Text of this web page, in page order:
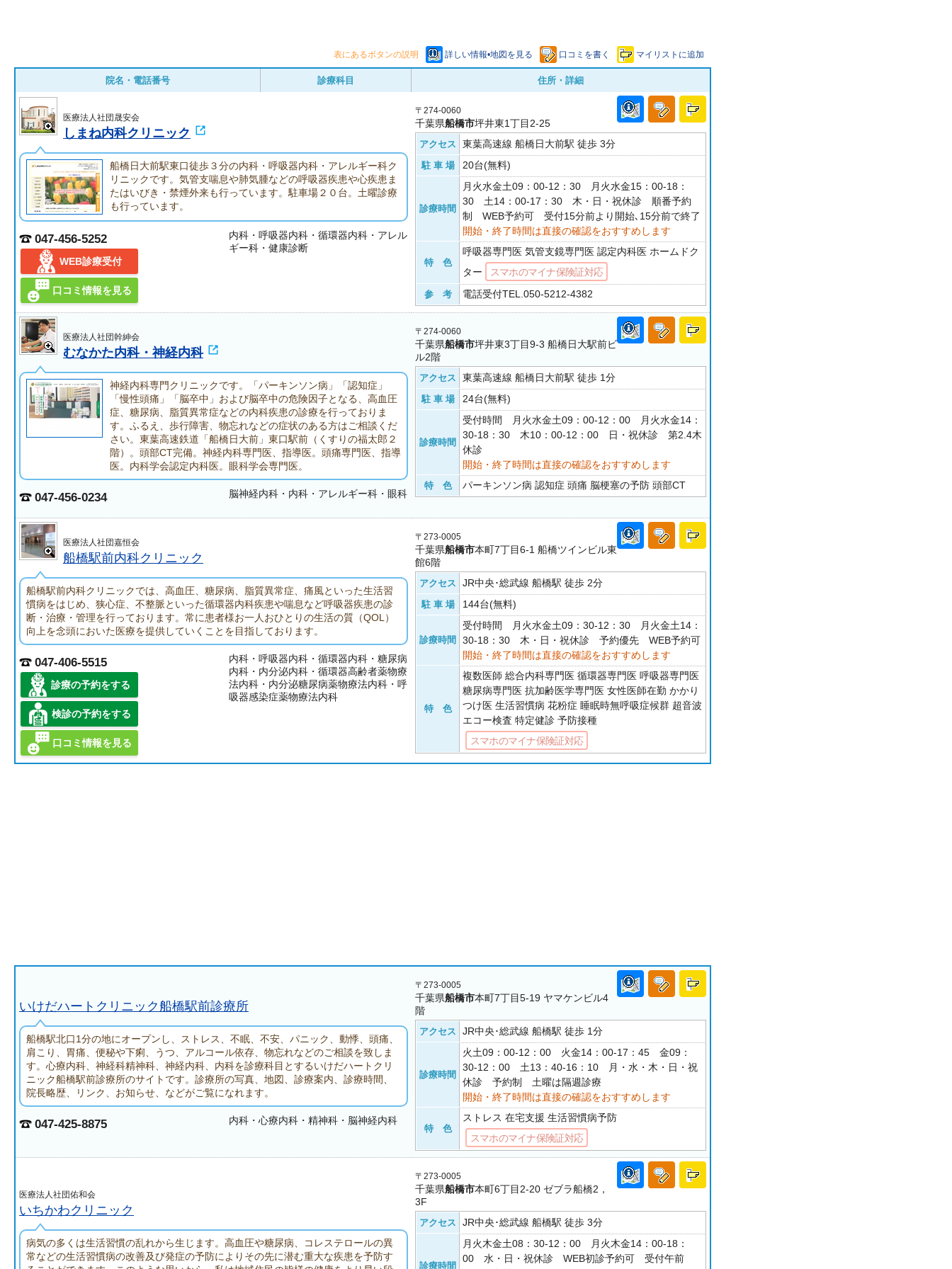
表にあるボタンの説明 詳しい情報•地図を見る 口コミを書く マイリストに追加
院名・電話番号 診療科目 住所・詳細
医療法人社団晟安会
しまね内科クリニック
船橋日大前駅東口徒歩３分の内科・呼吸器内科・アレルギー科ク
リニックです。気管支喘息や肺気腫などの呼吸器疾患や心疾患ま
たはいびき・禁煙外来も行っています。駐車場２０台。土曜診療
も行っています。
047-456-5252
WEB診療受付
口コミ情報を見る
内科・呼吸器内科・循環器内科・アレル
ギー科・健康診断
〒274-0060
千葉県船橋市坪井東1丁目2-25
アクセス 東葉高速線 船橋日大前駅 徒歩 3分
駐 車 場 20台(無料)
診療時間
月火水金土09：00-12：30 月火水金15：00-18：
30 土14：00-17：30 木・日・祝休診 順番予約
制 WEB予約可 受付15分前より開始､15分前で終了
開始・終了時間は直接の確認をおすすめします
特 色
呼吸器専門医 気管支鏡専門医 認定内科医 ホームドク
ター
スマホのマイナ保険証対応
参 考 電話受付TEL.050-5212-4382
医療法人社団幹紳会
むなかた内科・神経内科
神経内科専門クリニックです。「パーキンソン病」「認知症」
「慢性頭痛」「脳卒中」および脳卒中の危険因子となる、高血圧
症、糖尿病、脂質異常症などの内科疾患の診療を行っておりま
す。ふるえ、歩行障害、物忘れなどの症状のある方はご相談くだ
さい。東葉高速鉄道「船橋日大前」東口駅前（くすりの福太郎２
階）。頭部CT完備。神経内科専門医、指導医。頭痛専門医、指導
医。内科学会認定内科医。眼科学会専門医。
047-456-0234 脳神経内科・内科・アレルギー科・眼科
〒274-0060
千葉県船橋市坪井東3丁目9-3 船橋日大駅前ビ
ル2階
アクセス 東葉高速線 船橋日大前駅 徒歩 1分
駐 車 場 24台(無料)
診療時間
受付時間 月火水金土09：00-12：00 月火水金14：
30-18：30 木10：00-12：00 日・祝休診 第2.4木
休診
開始・終了時間は直接の確認をおすすめします
特 色 パーキンソン病 認知症 頭痛 脳梗塞の予防 頭部CT
医療法人社団嘉恒会
船橋駅前内科クリニック
船橋駅前内科クリニックでは、高血圧、糖尿病、脂質異常症、痛風といった生活習
慣病をはじめ、狭心症、不整脈といった循環器内科疾患や喘息など呼吸器疾患の診
断・治療・管理を行っております。常に患者様お一人おひとりの生活の質（QOL）
向上を念頭においた医療を提供していくことを目指しております。
047-406-5515
診療の予約をする
検診の予約をする
口コミ情報を見る
内科・呼吸器内科・循環器内科・糖尿病
内科・内分泌内科・循環器高齢者薬物療
法内科・内分泌糖尿病薬物療法内科・呼
吸器感染症薬物療法内科
〒273-0005
千葉県船橋市本町7丁目6-1 船橋ツインビル東
館6階
アクセス JR中央･総武線 船橋駅 徒歩 2分
駐 車 場 144台(無料)
診療時間
受付時間 月火水金土09：30-12：30 月火金土14：
30-18：30 木・日・祝休診 予約優先 WEB予約可
開始・終了時間は直接の確認をおすすめします
特 色
複数医師 総合内科専門医 循環器専門医 呼吸器専門医
糖尿病専門医 抗加齢医学専門医 女性医師在勤 かかり
つけ医 生活習慣病 花粉症 睡眠時無呼吸症候群 超音波
エコー検査 特定健診 予防接種
スマホのマイナ保険証対応
いけだハートクリニック船橋駅前診療所
船橋駅北口1分の地にオープンし、ストレス、不眠、不安、パニック、動悸、頭痛、
肩こり、胃痛、便秘や下痢、うつ、アルコール依存、物忘れなどのご相談を致しま
す。心療内科、神経科精神科、神経内科、内科を診療科目とするいけだハートクリ
ニック船橋駅前診療所のサイトです。診療所の写真、地図、診療案内、診療時間、
院長略歴、リンク、お知らせ、などがご覧になれます。
047-425-8875 内科・心療内科・精神科・脳神経内科
〒273-0005
千葉県船橋市本町7丁目5-19 ヤマケンビル4
階
アクセス JR中央･総武線 船橋駅 徒歩 1分
診療時間
火土09：00-12：00 火金14：00-17：45 金09：
30-12：00 土13：40-16：10 月・水・木・日・祝
休診 予約制 土曜は隔週診療
開始・終了時間は直接の確認をおすすめします
特 色
ストレス 在宅支援 生活習慣病予防
スマホのマイナ保険証対応
医療法人社団佑和会
いちかわクリニック
病気の多くは生活習慣の乱れから生じます。高血圧や糖尿病、コレステロールの異
常などの生活習慣病の改善及び発症の予防によりその先に潜む重大な疾患を予防す
〒273-0005
千葉県船橋市本町6丁目2-20 ゼブラ船橋2，
3F
アクセス JR中央･総武線 船橋駅 徒歩 3分
診療時間
月火木金土08：30-12：00 月火木金14：00-18：
00 水・日・祝休診 WEB初診予約可 受付午前